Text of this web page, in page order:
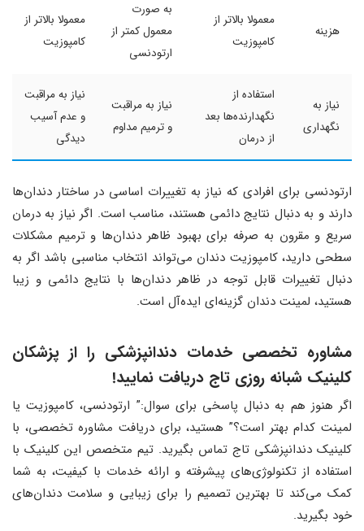
هزینه
معمولا بالاتر از
کامپوزیت
به صورت
معمول کمتر از
ارتودنسی
معمولا بالاتر از
کامپوزیت
نیاز به
نگهداری
استفاده از
نگهدارنده‌ها بعد
از درمان
نیاز به مراقبت
و ترمیم مداوم
نیاز به مراقبت
و عدم آسیب
دیدگی
ارتودنسی برای افرادی که نیاز به تغییرات اساسی در ساختار دندان‌ها
دارند و به دنبال نتایج دائمی هستند، مناسب است. اگر نیاز به درمان
سریع و مقرون به صرفه برای بهبود ظاهر دندان‌ها و ترمیم مشکلات
سطحی دارید، کامپوزیت دندان می‌تواند انتخاب مناسبی باشد اگر به
دنبال تغییرات قابل توجه در ظاهر دندان‌ها با نتایج دائمی و زیبا
هستید، لمینت دندان گزینه‌ای ایده‌آل است.
مشاوره تخصصی خدمات دندانپزشکی را از پزشکان
کلینیک شبانه روزی تاج دریافت نمایید!
اگر هنوز هم به دنبال پاسخی برای سوال:” ارتودنسی، کامپوزیت یا
لمینت کدام بهتر است؟” هستید، برای دریافت مشاوره تخصصی، با
کلینیک دندانپزشکی تاج تماس بگیرید. تیم متخصص این کلینیک با
استفاده از تکنولوژی‌های پیشرفته و ارائه خدمات با کیفیت، به شما
کمک می‌کند تا بهترین تصمیم را برای زیبایی و سلامت دندان‌های
خود بگیرید.